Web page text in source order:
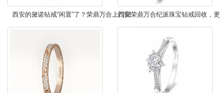
西安的黛诺钻戒“闲置”了？荣鼎万合上门回西安荣鼎万合纪派珠宝钻戒回收，